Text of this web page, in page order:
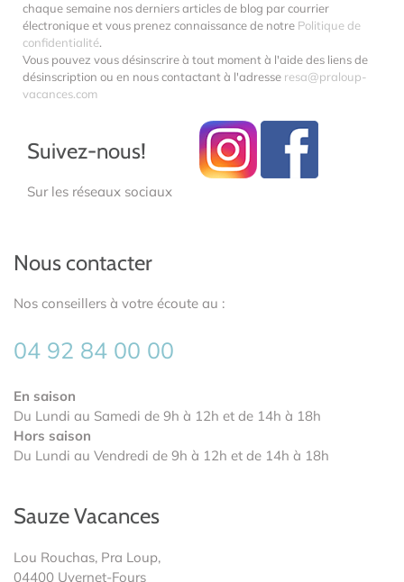
chaque semaine nos derniers articles de blog par courrier
électronique et vous prenez connaissance de notre Politique de
confidentialité.
Vous pouvez vous désinscrire à tout moment à l'aide des liens de
désinscription ou en nous contactant à l'adresse resa@praloup-
vacances.com
Suivez-nous!
Sur les réseaux sociaux
Nous contacter
Nos conseillers à votre écoute au :
04 92 84 00 00
En saison
Du Lundi au Samedi de 9h à 12h et de 14h à 18h
Hors saison
Du Lundi au Vendredi de 9h à 12h et de 14h à 18h
Sauze Vacances
Lou Rouchas, Pra Loup,
04400 Uvernet-Fours